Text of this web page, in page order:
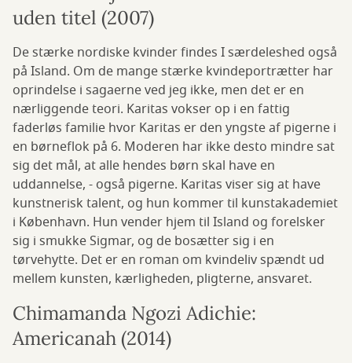
uden titel (2007)
De stærke nordiske kvinder findes I særdeleshed også
på Island. Om de mange stærke kvindeportrætter har
oprindelse i sagaerne ved jeg ikke, men det er en
nærliggende teori. Karitas vokser op i en fattig
faderløs familie hvor Karitas er den yngste af pigerne i
en børneflok på 6. Moderen har ikke desto mindre sat
sig det mål, at alle hendes børn skal have en
uddannelse, - også pigerne. Karitas viser sig at have
kunstnerisk talent, og hun kommer til kunstakademiet
i København. Hun vender hjem til Island og forelsker
sig i smukke Sigmar, og de bosætter sig i en
tørvehytte. Det er en roman om kvindeliv spændt ud
mellem kunsten, kærligheden, pligterne, ansvaret.
Chimamanda Ngozi Adichie:
Americanah (2014)